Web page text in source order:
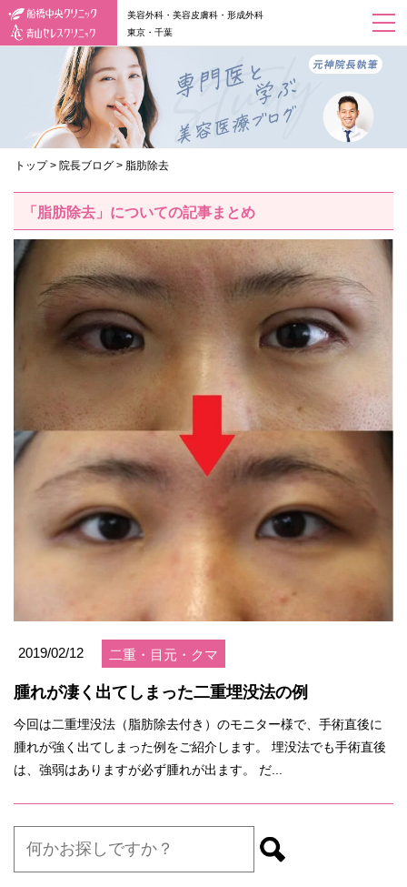
美容外科・美容皮膚科・形成外科
東京・千葉
トップ > 院長ブログ > 脂肪除去
「脂肪除去」についての記事まとめ
2019/02/12 二重・目元・クマ
腫れが凄く出てしまった二重埋没法の例
今回は二重埋没法（脂肪除去付き）のモニター様で、手術直後に
腫れが強く出てしまった例をご紹介します。 埋没法でも手術直後
は、強弱はありますが必ず腫れが出ます。 だ...